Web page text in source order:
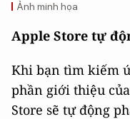
Ảnh minh họa
Apple Store tự
Khi bạn tìm kiếm
phần giới thiệu
Store sẽ tự động